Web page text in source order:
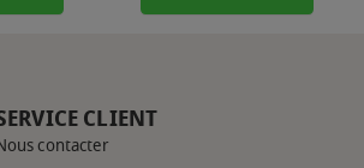
CLIENT
contacter